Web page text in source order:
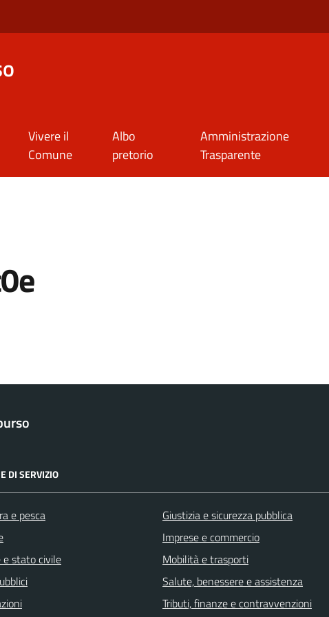
Vivere il
Comune
Albo
pretorio
Amministrazione
Trasparente
DI SERVIZIO
e pesca
e stato civile
Giustizia e sicurezza pubblica
Imprese e commercio
Mobilità e trasporti
Salute, benessere e assistenza
Tributi, finanze e contravvenzioni